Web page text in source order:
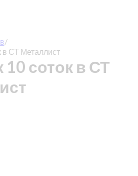
/
в СТ Металлист
10 соток в СТ